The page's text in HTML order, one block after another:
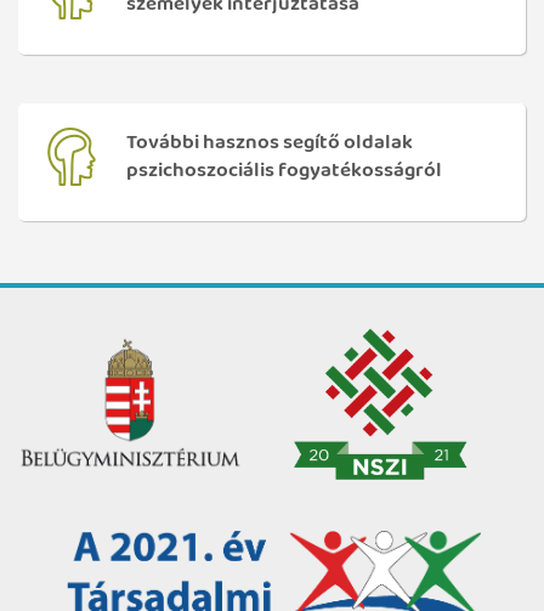
További hasznos segítő oldalak
pszichoszociális fogyatékosságról